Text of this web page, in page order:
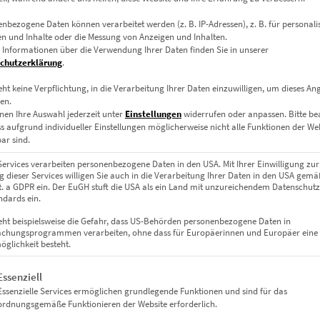
auf Keilrahmen, Acrylglas
45 x 30 cm, 60 x 40 cm, 75 x 50 cm, 90 x 60 cm, 120 x 80 cm, 135
x 80 cm, 90 x 90 cm, 100 x 100 cm
Daten können verarbeitet werden (z. B. IP-Adressen), z. B. für
und Inhalte oder die Messung von Anzeigen und Inhalten.
Informationen über die Verwendung Ihrer Daten finden Sie in unserer
.
keine Verpflichtung, in die Verarbeitung Ihrer Daten einzuwilligen, um dieses
Ihre Auswahl jederzeit unter Einstellungenwiderrufen oder anpassen. Bitte
aufgrund individueller Einstellungen möglicherweise nicht alle Funktionen der
sind.
verarbeiten personenbezogene Daten in den USA. Mit Ihrer Einwilligung zur
dieser Services willigen Sie auch in die Verarbeitung Ihrer Daten in den USA
a GDPR ein. Der EuGH stuft die USA als ein Land mit unzureichendem
ein.
beispielsweise die Gefahr, dass US-Behörden personenbezogene Daten in
verarbeiten, ohne dass für Europäerinnen und Europäer eine
besteht.
eine Liste der Service-Gruppen, für die eine Einwilligung
Services ermöglichen grundlegende Funktionen und sind für das
Funktionieren der Website erforderlich.